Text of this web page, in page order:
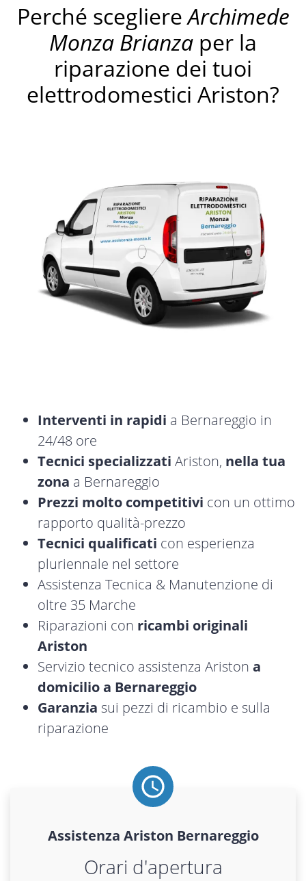
Perché scegliereArchimede
Monza Brianza per la
riparazione dei tuoi
elettrodomestici Ariston?
Interventi in rapidi a Bernareggio in
24/48 ore
Tecnici specializzati Ariston, nella tua
zona a Bernareggio
Prezzi molto competitivi con un ottimo
rapporto qualità-prezzo
Tecnici qualificati con esperienza
pluriennale nel settore
Assistenza Tecnica & Manutenzione di
oltre 35 Marche
Riparazioni con ricambi originali
Ariston
Servizio tecnico assistenza Ariston a
domicilio a Bernareggio
Garanzia sui pezzi di ricambio e sulla
riparazione
Assistenza Ariston Bernareggio
Orari d'apertura